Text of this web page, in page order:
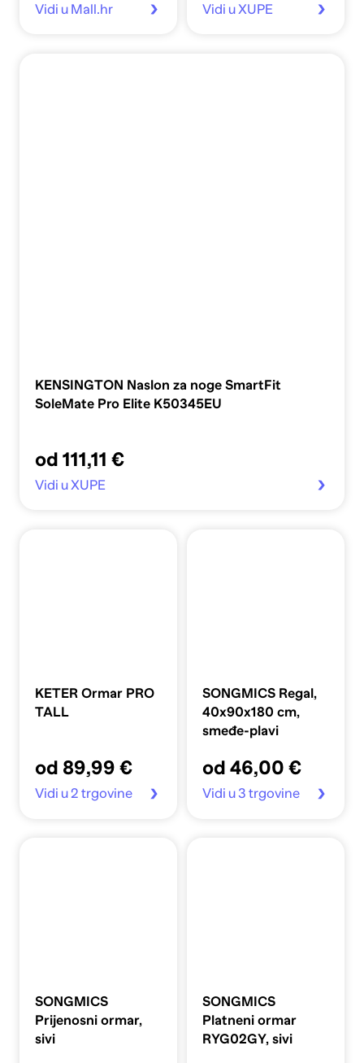
Vidi u Mall.hr Vidi u XUPE
KENSINGTON Naslon za noge SmartFit
SoleMate Pro Elite K50345EU
od 111,11 €
Vidi u XUPE
KETER Ormar PRO
TALL
od 89,99 €
Vidi u 2 trgovine
SONGMICS Regal,
40x90x180 cm,
smeđe-plavi
od 46,00 €
Vidi u 3 trgovine
SONGMICS
Prijenosni ormar,
sivi
SONGMICS
Platneni ormar
RYG02GY, sivi